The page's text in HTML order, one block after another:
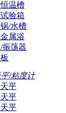
温槽
验箱
/水槽
属浴
振荡器
平/粘度计
平
平
平